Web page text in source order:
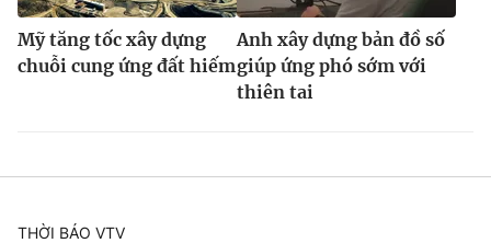
Mỹ tăng tốc xây dựng
chuỗi cung ứng đất hiếm
Anh xây dựng bản đồ số
giúp ứng phó sớm với
thiên tai
THỜI BÁO VTV